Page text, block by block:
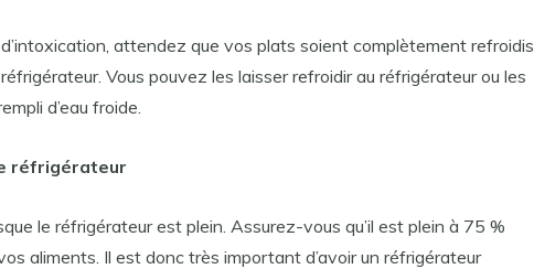
attendez que vos plats soient complètement refroidis
Vous pouvez les laisser refroidir au réfrigérateur ou les
d’eau froide.
réfrigérateur
le réfrigérateur est plein. Assurez-vous qu’il est plein à 75 %
aliments. Il est donc très important d’avoir un réfrigérateur